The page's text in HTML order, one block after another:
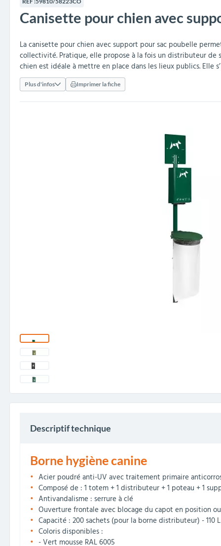
Embellissement et
Cendriers urbains
Barrières de ville Arceaux de sécurité
Clous podotactiles et
rampes d'accès
Séparateurs de voies et
Travaux publics &
Vestiaires Équipements sanitaires
Armoires et rangements Mobilier scolaire
Tables de cantine
Poteaux de guidage
Décorations de Noël
Structures aires de jeux
Baby-foots & Billards
Canisette pour chien avec
La canisette pour chien avec support pour sac poubelle
collectivité. Pratique, elle propose à la fois un distributeur de
chien est idéale à mettre en place dans les lieux publics. Elle
Plus d'infos Imprimer la fiche
Descriptif technique
Borne hygiène canine
Acier poudré anti-UV avec traitement primaire
Composé de : 1 totem + 1 distributeur + 1 poteau + 1
Antivandalisme : serrure à clé
Ouverture frontale avec blocage du capot en position
Capacité : 200 sachets (pour la borne distributeur) - 110
Coloris disponibles :
- Vert mousse RAL 6005